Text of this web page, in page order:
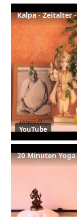
Kalpa - Zeitalter
YouTube
20 Minuten